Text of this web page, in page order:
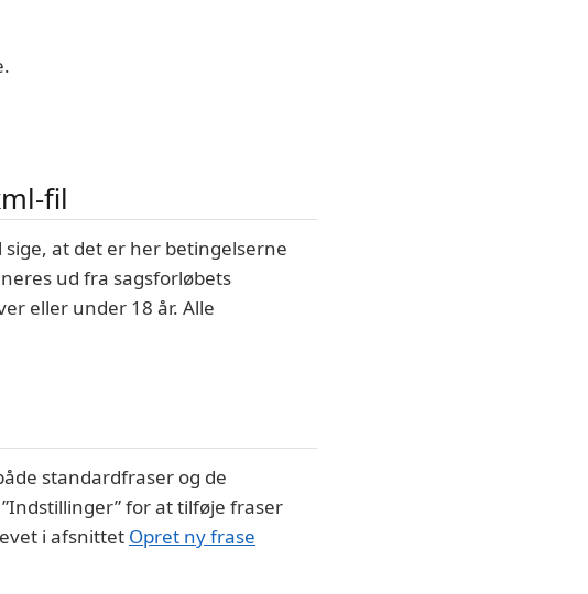
fil
at det er her betingelserne
ud fra sagsforløbets
eller under 18 år. Alle
standardfraser og de
for at tilføje fraser
i afsnittet Opret ny frase